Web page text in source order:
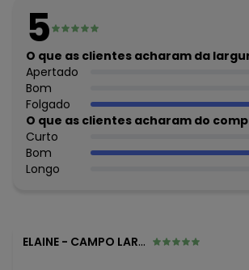
5
O que as clientes acharam da
Apertado
Bom
Folgado
O que as clientes acharam do
Curto
Bom
Longo
ELAINE - CAMPO LARGO - PR